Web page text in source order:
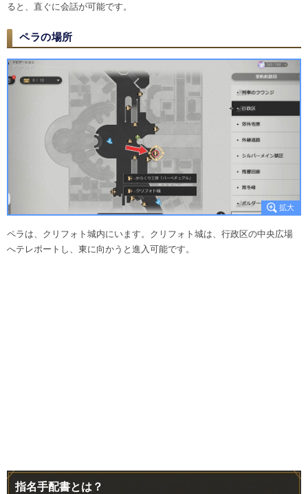
ると、直ぐに会話が可能です。
ペラの場所
ペラは、クリフォト城内にいます。クリフォト城は、行政区の中央広場
へテレポートし、東に向かうと進入可能です。
指名手配書とは？